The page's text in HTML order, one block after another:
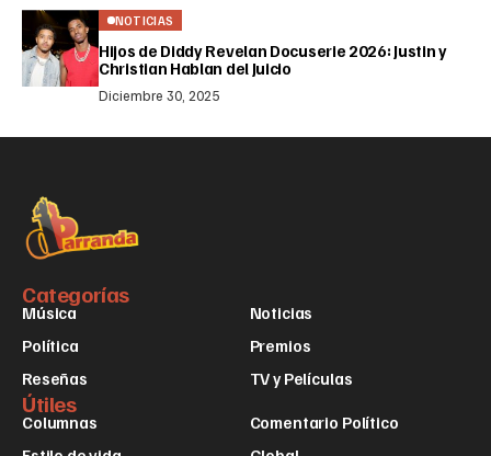
NOTICIAS
Hijos de Diddy Revelan Docuserie 2026: Justin y
Christian Hablan del Juicio
Diciembre 30, 2025
Categorías
Música
Noticias
Política
Premios
Reseñas
TV y Películas
Útiles
Columnas
Comentario Político